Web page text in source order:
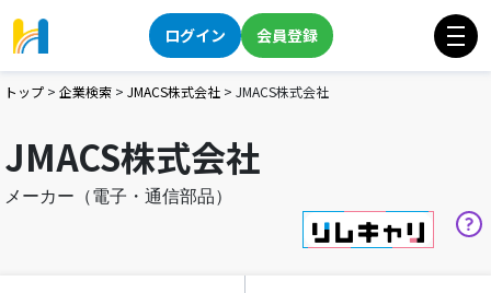
ログイン 会員登録
トップ > 企業検索 > JMACS株式会社 > JMACS株式会社
JMACS株式会社
メーカー（電子・通信部品）